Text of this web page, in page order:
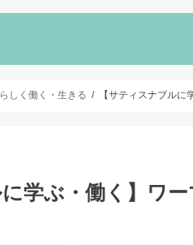
しく働く・生きる 【サティスナブルに
学ぶ・働く】ワ